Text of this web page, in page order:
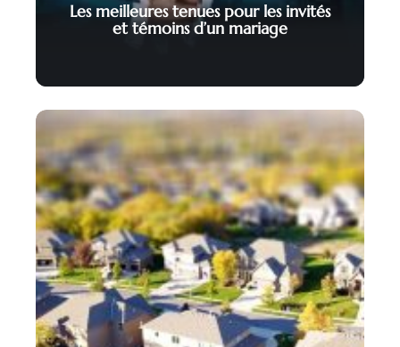
Les meilleures tenues pour les invités
et témoins d’un mariage